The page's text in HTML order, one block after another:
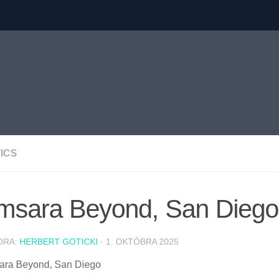
Beyond, San Diego
HERBERT GOTICKI · 1. OKTÓBRA 2025